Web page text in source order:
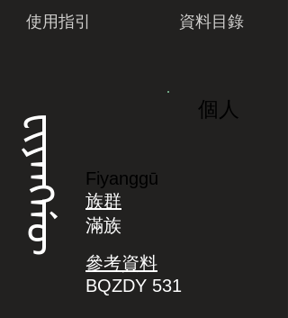
使用指引 資料目錄
ᡶᡳᠶᠠᠩᡤᡡ
個人
Fiyanggū
族群
滿族
參考資料
BQZDY 531